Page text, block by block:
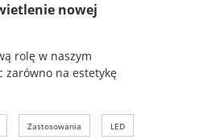
nowej
rolę w naszym
zarówno na estetykę
Zastosowania LED